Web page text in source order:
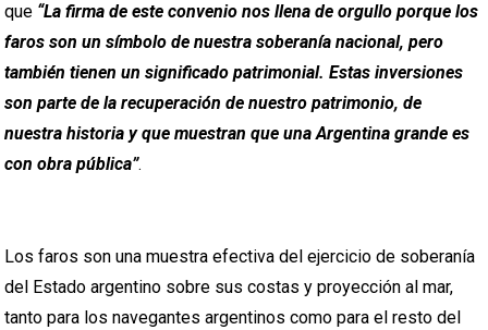
que “La firma de este convenio nos llena de orgullo porque los
faros son un símbolo de nuestra soberanía nacional, pero
también tienen un significado patrimonial. Estas inversiones
son parte de la recuperación de nuestro patrimonio, de
nuestra historia y que muestran que una Argentina grande es
con obra pública”.
Los faros son una muestra efectiva del ejercicio de soberanía
del Estado argentino sobre sus costas y proyección al mar,
tanto para los navegantes argentinos como para el resto del